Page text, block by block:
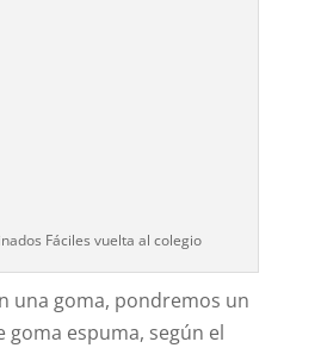
Fáciles vuelta al colegio
una goma, pondremos un
goma espuma, según el